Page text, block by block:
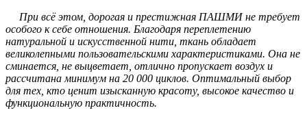
При всё этом, дорогая и престижная ПАШМИ не требует
особого к себе отношения. Благодаря переплетению
натуральной и искусственной нити, ткань обладает
великолепными пользовательскими характеристиками. Она не
сминается, не выцветает, отлично пропускает воздух и
рассчитана минимум на 20 000 циклов. Оптимальный выбор
для тех, кто ценит изысканную красоту, высокое качество и
функциональную практичность.